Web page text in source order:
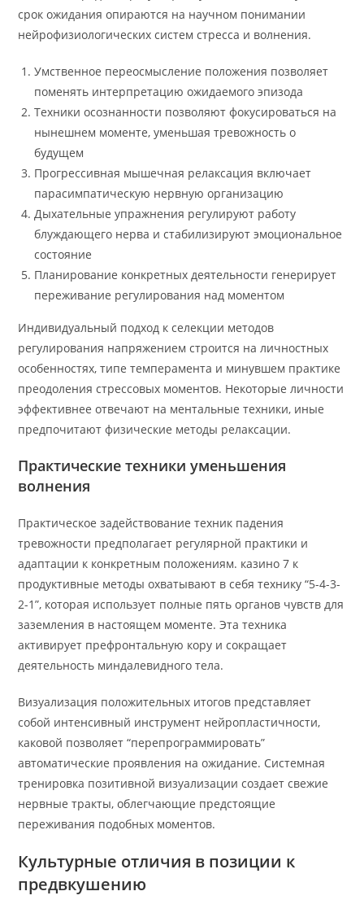
срок ожидания опираются на научном понимании
нейрофизиологических систем стресса и волнения.
Умственное переосмысление положения позволяет
поменять интерпретацию ожидаемого эпизода
Техники осознанности позволяют фокусироваться на
нынешнем моменте, уменьшая тревожность о
будущем
Прогрессивная мышечная релаксация включает
парасимпатическую нервную организацию
Дыхательные упражнения регулируют работу
блуждающего нерва и стабилизируют эмоциональное
состояние
Планирование конкретных деятельности генерирует
переживание регулирования над моментом
Индивидуальный подход к селекции методов
регулирования напряжением строится на личностных
особенностях, типе темперамента и минувшем практике
преодоления стрессовых моментов. Некоторые личности
эффективнее отвечают на ментальные техники, иные
предпочитают физические методы релаксации.
Практические техники уменьшения
волнения
Практическое задействование техник падения
тревожности предполагает регулярной практики и
адаптации к конкретным положениям. казино 7 к
продуктивные методы охватывают в себя технику “5-4-3-
2-1”, которая использует полные пять органов чувств для
заземления в настоящем моменте. Эта техника
активирует префронтальную кору и сокращает
деятельность миндалевидного тела.
Визуализация положительных итогов представляет
собой интенсивный инструмент нейропластичности,
каковой позволяет “перепрограммировать”
автоматические проявления на ожидание. Системная
тренировка позитивной визуализации создает свежие
нервные тракты, облегчающие предстоящие
переживания подобных моментов.
Культурные отличия в позиции к
предвкушению